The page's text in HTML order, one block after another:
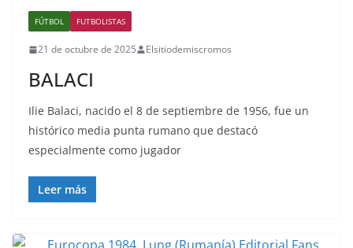
FÚTBOL FUTBOLISTAS
21 de octubre de 2025 Elsitiodemiscromos
BALACI
Ilie Balaci, nacido el 8 de septiembre de 1956, fue un
histórico media punta rumano que destacó
especialmente como jugador
Leer más